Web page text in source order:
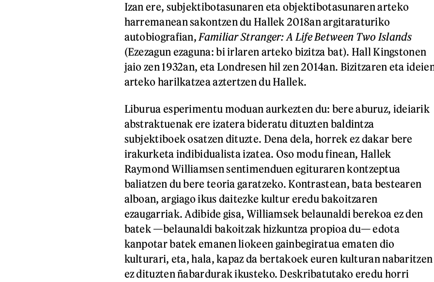
Izan ere, subjektibotasunaren eta objektibotasunaren arteko
harremanean sakontzen du Hallek 2018an argitaraturiko
autobiografian, Familiar Stranger: A Life Between Two Islands
(Ezezagun ezaguna: bi irlaren arteko bizitza bat). Hall Kingstonen
jaio zen 1932an, eta Londresen hil zen 2014an. Bizitzaren eta
arteko harilkatzea aztertzen du Hallek.
Liburua esperimentu moduan aurkezten du: bere aburuz, ideiarik
abstraktuenak ere izatera bideratu dituzten baldintza
subjektiboek osatzen dituzte. Dena dela, horrek ez dakar bere
irakurketa indibidualista izatea. Oso modu finean, Hallek
Raymond Williamsen sentimenduen egituraren kontzeptua
baliatzen du bere teoria garatzeko. Kontrastean, bata bestearen
alboan, argiago ikus daitezke kultur eredu bakoitzaren
ezaugarriak. Adibide gisa, Williamsek belaunaldi berekoa ez den
batek —belaunaldi bakoitzak hizkuntza propioa du— edota
kanpotar batek emanen liokeen gainbegiratua ematen dio
kulturari, eta, hala, kapaz da bertakoek euren kulturan nabaritzen
ez dituzten ñabardurak ikusteko. Deskribatutako eredu horri